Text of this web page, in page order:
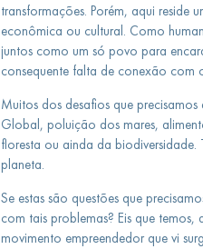
transformações. Porém, aqui reside
econômica ou cultural. Como
juntos como um só povo para
consequente falta de conexão com
Muitos dos desafios que precisamos
Global, poluição dos mares,
floresta ou ainda da biodiversidade.
planeta.
Se estas são questões que
com tais problemas? Eis que
movimento empreendedor que vi